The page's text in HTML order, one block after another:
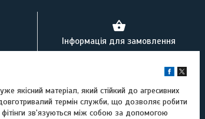
Інформація для замовлення
якісний матеріал, який стійкий до агресивних
довготривалий термін служби, що дозволяє робити
зв'язуються між собою за допомогою